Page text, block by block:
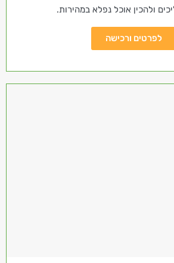
ולהכין אוכל נפלא במהירות.
לפרטים ורכישה